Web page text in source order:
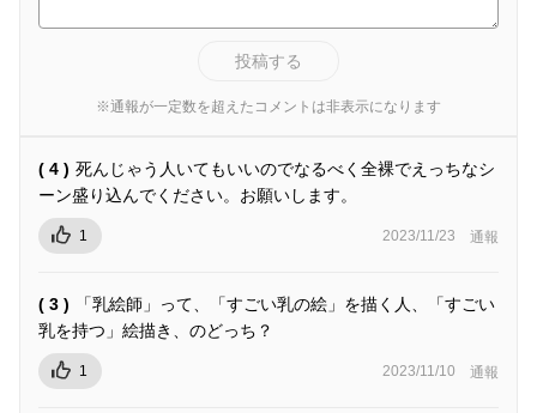
投稿する
※通報が一定数を超えたコメントは非表示になります
( 4 ) 死んじゃう人いてもいいのでなるべく全裸でえっちなシ
ーン盛り込んでください。お願いします。
1 2023/11/23 通報
( 3 )
「乳絵師」って、「すごい乳の絵」を描く人、「すごい
乳を持つ」絵描き、のどっち？
1 2023/11/10 通報